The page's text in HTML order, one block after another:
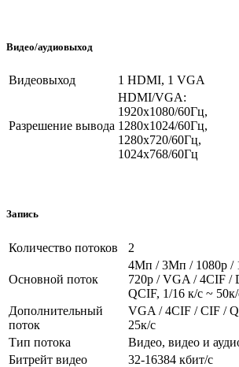
Видео/аудиовыход
Видеовыход 1 HDMI, 1 VGA
Разрешение вывода
HDMI/VGA:
1920х1080/60Гц,
1280х1024/60Гц,
1280х720/60Гц,
1024х768/60Гц
Запись
Количество потоков 2
Основной поток
4Мп / 3Мп / 1080p /
720p / VGA / 4CIF /
QCIF, 1/16 к/с ~
Дополнительный
поток
VGA / 4CIF / CIF /
25к/с
Тип потока
Видео, видео и
Битрейт видео
32-16384 кбит/с